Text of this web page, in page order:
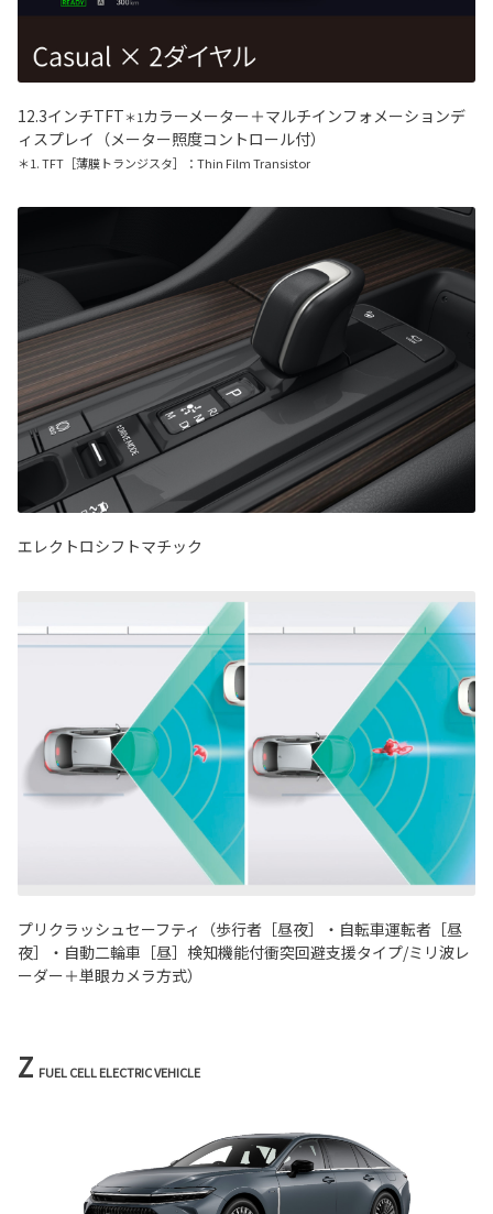
12.3インチTFT＊1カラーメーター＋マルチインフォメーションデ
ィスプレイ（メーター照度コントロール付）
＊1. TFT［薄膜トランジスタ］：Thin Film Transistor
エレクトロシフトマチック
プリクラッシュセーフティ（歩行者［昼夜］・自転車運転者［昼
夜］・自動二輪車［昼］検知機能付衝突回避支援タイプ/ミリ波レ
ーダー＋単眼カメラ方式）
Z FUEL CELL ELECTRIC VEHICLE